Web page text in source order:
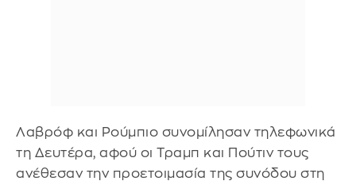
Λαβρόφ και Ρούμπιο συνομίλησαν τηλεφωνικά
τη Δευτέρα, αφού οι Τραμπ και Πούτιν τους
ανέθεσαν την προετοιμασία της συνόδου στη